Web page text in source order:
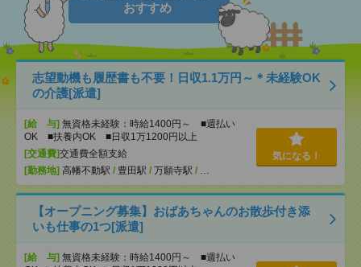
おすすめ
志望動機も履歴書も不要！日収1.1万円～＊未経験OK
の介護[派遣]
[給 与] 無資格未経験：時給1400円～ ■週払い
OK ■扶養内OK ■日収1万1200円以上
[交通費]交通費全額支給
[勤務地] 高幡不動駅 / 豊田駅 / 万願寺駅 / …
気になる！
【オープニング募集】おばあちゃんのお散歩付き添
いも仕事の1つ[派遣]
[給 与] 無資格未経験：時給1400円～ ■週払い